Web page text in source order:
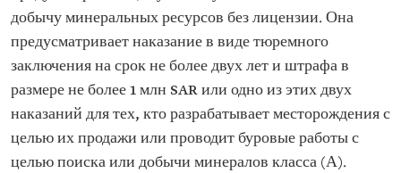
добычу минеральных ресурсов без лицензии. Она
предусматривает наказание в виде тюремного
заключения на срок не более двух лет и штрафа в
размере не более 1 млн SAR или одно из этих двух
наказаний для тех, кто разрабатывает месторождения с
целью их продажи или проводит буровые работы с
целью поиска или добычи минералов класса (А).